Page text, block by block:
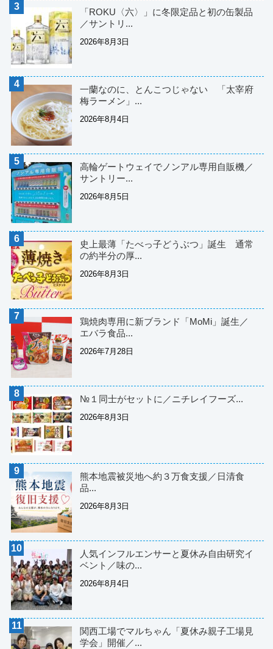
「ROKU〈六〉」に冬限定品と初の缶製品
／サントリ...
2026年8月3日
一蘭なのに、とんこつじゃない 「太宰府
梅ラーメン」...
2026年8月4日
高輪ゲートウェイでノンアル専用自販機／
サントリー...
2026年8月5日
史上最薄「たべっ子どうぶつ」誕生 通常
の約半分の厚...
2026年8月3日
鶏焼肉専用に新ブランド「MoMi」誕生／
エバラ食品...
2026年7月28日
№１同士がセットに／ニチレイフーズ...
2026年8月3日
熊本地震被災地へ約３万食支援／日清食
品...
2026年8月3日
人気インフルエンサーと夏休み自由研究イ
ベント／味の...
2026年8月4日
関西工場でマルちゃん「夏休み親子工場見
学会」開催／...